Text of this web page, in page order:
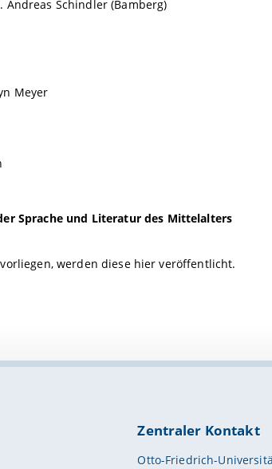
Andreas Schindler (Bamberg)
Meyer
Sprache und Literatur des Mittelalters
werden diese hier veröffentlicht.
Zentraler Kontakt
Otto-Friedrich-